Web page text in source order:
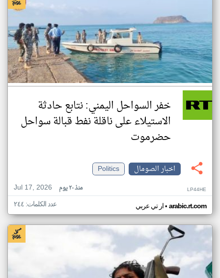
خفر السواحل اليمني: نتابع حادثة
الاستيلاء على ناقلة نفط قبالة سواحل
حضرموت
اخبار الصومال
Politics
Jul 17, 2026
منذ ٢٠ يوم LP44HE
ار تي عربي• arabic.rt.com عدد الكلمات: ٢٤٤